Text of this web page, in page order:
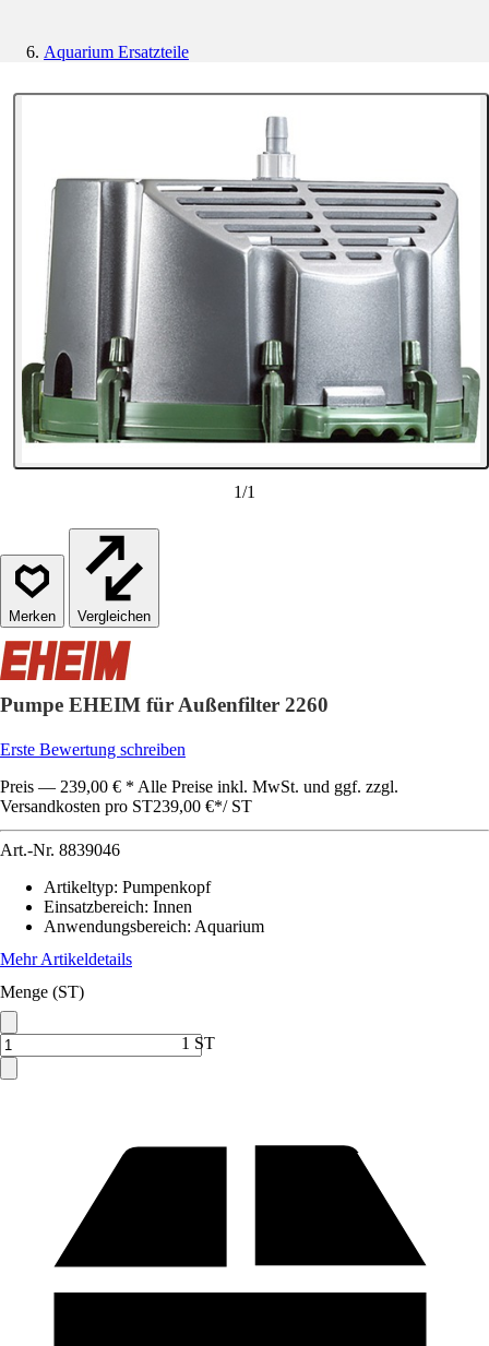
Aquarium Ersatzteile
1/1
Vergleichen
Pumpe EHEIM für Außenfilter 2260
Erste Bewertung schreiben
Preis — 239,00 € * Alle Preise inkl. MwSt. und ggf. zzgl.
Versandkosten pro ST239,00 €*/ ST
Art.-Nr. 8839046
Artikeltyp: Pumpenkopf
Einsatzbereich: Innen
Anwendungsbereich: Aquarium
Mehr Artikeldetails
Menge (ST)
1 ST